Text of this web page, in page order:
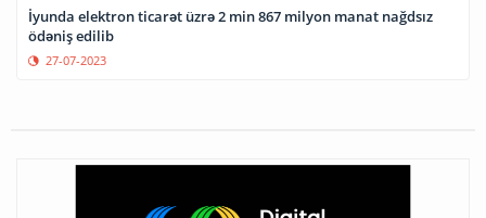
İyunda elektron ticarət üzrə 2 min 867 milyon manat nağdsız
ödəniş edilib
27-07-2023